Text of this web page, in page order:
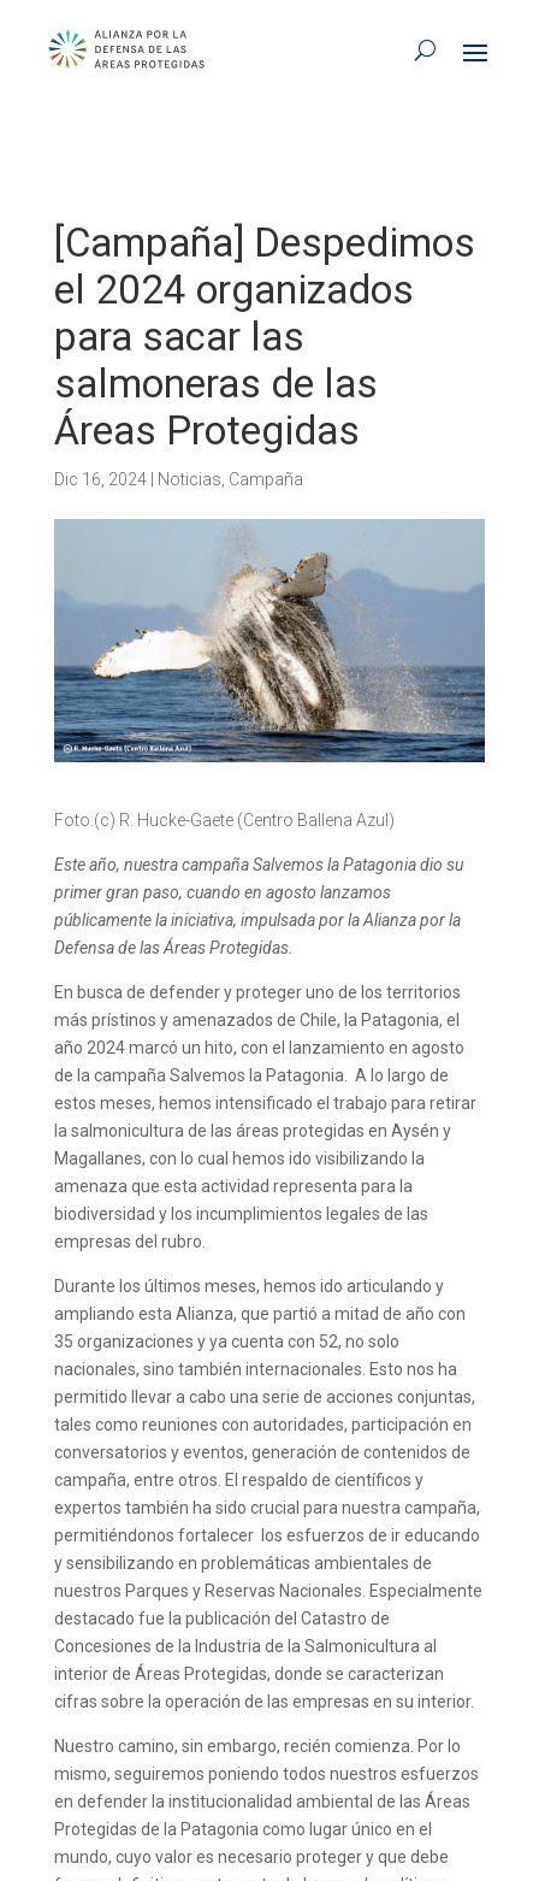
[Campaña] Despedimos
el 2024 organizados
para sacar las
salmoneras de las
Áreas Protegidas
Dic 16, 2024| Noticias Campaña
Foto:(c) R. Hucke-Gaete (Centro Ballena Azul)
Este año, nuestra campaña Salvemos la Patagonia dio su
primer gran paso, cuando en agosto lanzamos
públicamente la iniciativa, impulsada por la Alianza por la
Defensa de las Áreas Protegidas.
En busca de defender y proteger uno de los territorios
más prístinos y amenazados de Chile, la Patagonia, el
año 2024 marcó un hito, con el lanzamiento en agosto
de la campaña Salvemos la Patagonia. A lo largo de
estos meses, hemos intensificado el trabajo para retirar
la salmonicultura de las áreas protegidas en Aysén y
Magallanes, con lo cual hemos ido visibilizando la
amenaza que esta actividad representa para la
biodiversidad y los incumplimientos legales de las
empresas del rubro.
Durante los últimos meses, hemos ido articulando y
ampliando esta Alianza, que partió a mitad de año con
35 organizaciones y ya cuenta con 52, no solo
nacionales, sino también internacionales. Esto nos ha
permitido llevar a cabo una serie de acciones conjuntas,
tales como reuniones con autoridades, participación en
conversatorios y eventos, generación de contenidos de
campaña, entre otros. El respaldo de científicos y
expertos también ha sido crucial para nuestra campaña,
permitiéndonos fortalecer los esfuerzos de ir educando
y sensibilizando en problemáticas ambientales de
nuestros Parques y Reservas Nacionales. Especialmente
destacado fue la publicación del Catastro de
Concesiones de la Industria de la Salmonicultura al
interior de Áreas Protegidas, donde se caracterizan
cifras sobre la operación de las empresas en su interior.
Nuestro camino, sin embargo, recién comienza. Por lo
mismo, seguiremos poniendo todos nuestros esfuerzos
en defender la institucionalidad ambiental de las Áreas
Protegidas de la Patagonia como lugar único en el
mundo, cuyo valor es necesario proteger y que debe